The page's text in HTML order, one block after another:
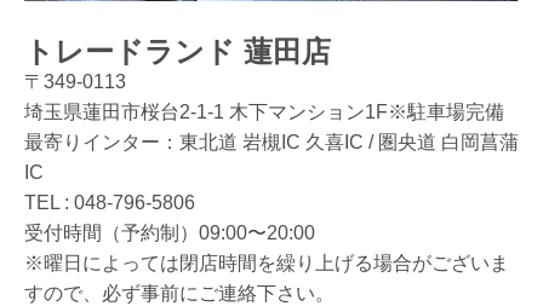
トレードランド 蓮田店
〒349-0113
埼玉県蓮田市桜台2-1-1 木下マンション1F※駐車場完備
最寄りインター：東北道 岩槻IC 久喜IC / 圏央道 白岡菖蒲
IC
TEL : 048-796-5806
受付時間（予約制）09:00〜20:00
※曜日によっては閉店時間を繰り上げる場合がございま
すので、必ず事前にご連絡下さい。